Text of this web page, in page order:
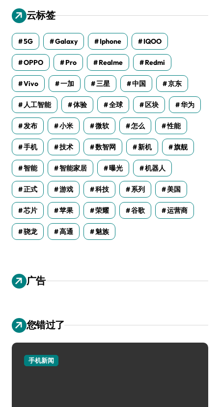
云标签
5G Galaxy Iphone IQOO
OPPO Pro Realme Redmi
Vivo 一加 三星 中国 京东
人工智能 体验 全球 区块 华为
发布 小米 微软 怎么 性能
手机 技术 数智网 新机 旗舰
智能 智能家居 曝光 机器人
正式 游戏 科技 系列 美国
芯片 苹果 荣耀 谷歌 运营商
骁龙 高通 魅族
广告
您错过了
手机新闻